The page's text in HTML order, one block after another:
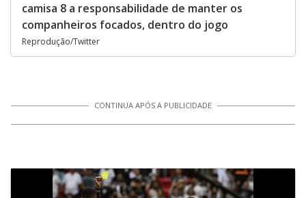
camisa 8 a responsabilidade de manter os
companheiros focados, dentro do jogo
Reprodução/Twitter
CONTINUA APÓS A PUBLICIDADE